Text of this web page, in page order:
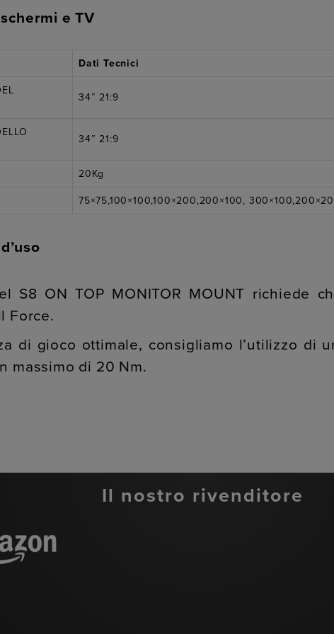
e TV
Dati Tecnici
34″ 21:9
34″ 21:9
20Kg
75×75,100×100,100×200,200×100,
S8 ON TOP MONITOR MOUNT richiede
Force.
di gioco ottimale, consigliamo l’utilizzo di
massimo di 20 Nm.
Il nostro rivenditore